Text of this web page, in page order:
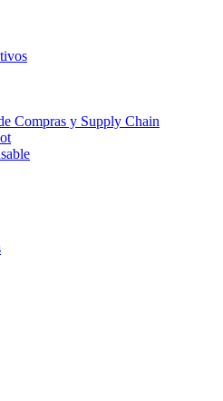
Compras y Supply Chain